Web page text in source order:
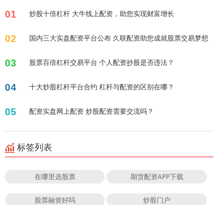
01 炒股十倍杠杆 大牛线上配资，助您实现财富增长
02 国内三大实盘配资平台公布 久联配资助您成就股票交易梦想
03 股票百倍杠杆交易平台 个人配资抄股是否违法？
04 十大炒股杠杆平台合约 杠杆与配资的区别在哪？
05 配资实盘网上配资 炒股配资需要交流吗？
标签列表
在哪里选股票 期货配资APP下载
股票融资好吗 炒股门户